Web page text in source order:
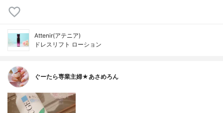
Attenir(アテニア)
ドレスリフト ローション
ぐーたら専業主婦★あさめろん